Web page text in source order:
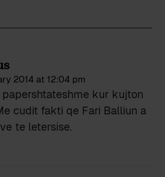
2014 at 12:04 pm
kur kujton
cudit fakti qe Fari Balliun a
te letersise.